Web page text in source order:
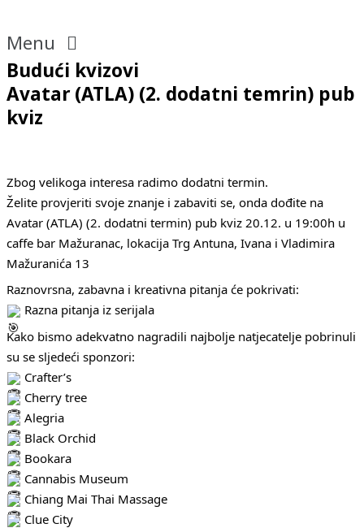
Menu
Budući kvizovi
Avatar (ATLA) (2. dodatni temrin) pub
kviz
Zbog velikoga interesa radimo dodatni termin.
Želite provjeriti svoje znanje i zabaviti se, onda dođite na
Avatar (ATLA) (2. dodatni termin) pub kviz 20.12. u 19:00h u
caffe bar Mažuranac, lokacija Trg Antuna, Ivana i Vladimira
Mažuranića 13
Raznovrsna, zabavna i kreativna pitanja će pokrivati:
Razna pitanja iz serijala
Kako bismo adekvatno nagradili najbolje natjecatelje pobrinuli
su se sljedeći sponzori:
Crafter’s
Cherry tree
Alegria
Black Orchid
Bookara
Cannabis Museum
Chiang Mai Thai Massage
Clue City